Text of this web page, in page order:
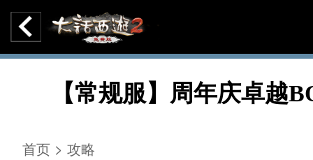
【常规服】周年庆卓越
首页 > 攻略